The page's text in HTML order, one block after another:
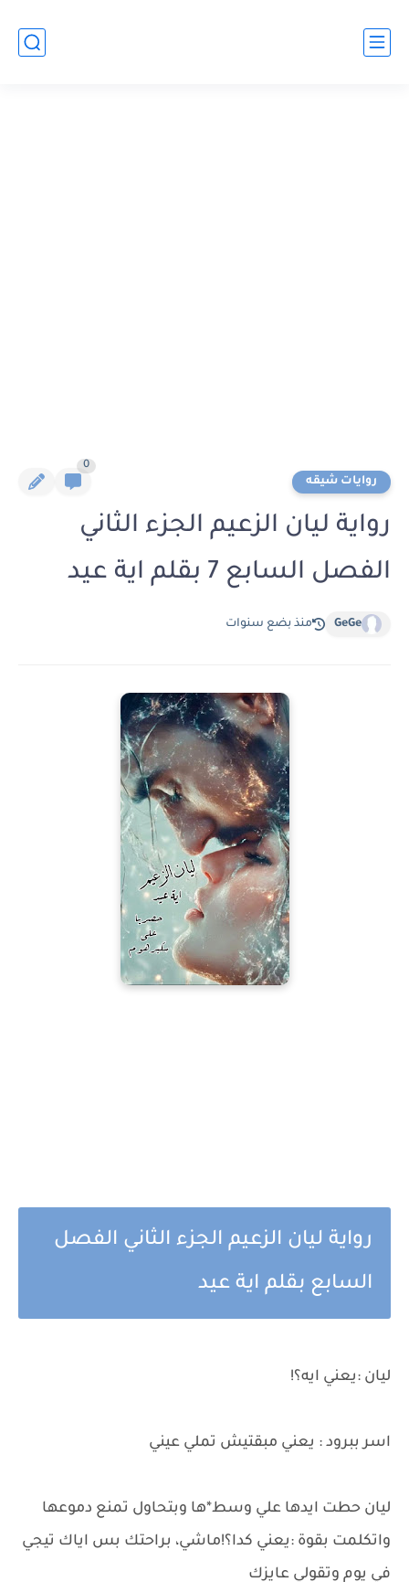
روايات شيقه
0
رواية ليان الزعيم الجزء الثاني
الفصل السابع 7 بقلم اية عيد
GeGe منذ بضع سنوات
رواية ليان الزعيم الجزء الثاني الفصل
السابع بقلم اية عيد
ليان :يعني ايه؟!
اسر ببرود : يعني مبقتيش تملي عيني
ليان حطت ايدها علي وسط*ها وبتحاول تمنع دموعها
واتكلمت بقوة :يعني كدا؟!ماشي، براحتك بس اياك تيجي
في يوم وتقولي عايزك